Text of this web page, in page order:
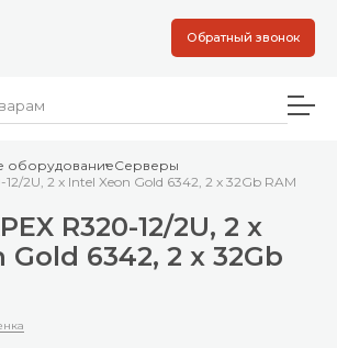
Обратный звонок
оборудованиеСерверы
2U, 2 x Intel Xeon Gold 6342, 2 x 32Gb RAM
R320-12/2U, 2 x
Gold 6342, 2 x 32Gb